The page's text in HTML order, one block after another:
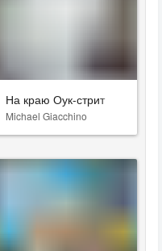
На краю Оук-стрит
Michael Giacchino